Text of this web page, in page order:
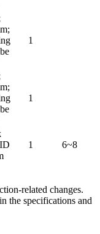
1
1
1 6~8
related changes.
the specifications and